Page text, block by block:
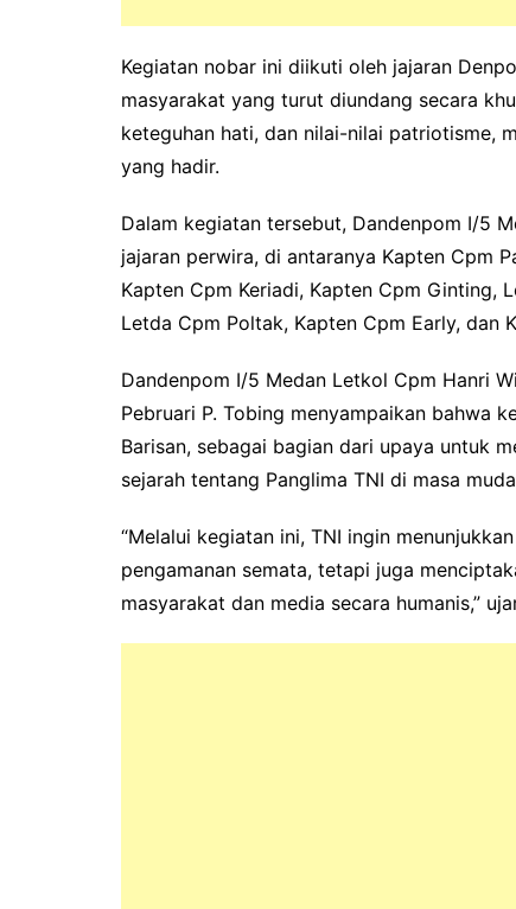
Kegiatan nobar ini diikuti oleh jajaran
masyarakat yang turut diundang secara
keteguhan hati, dan nilai-nilai patriotisme,
yang hadir.
Dalam kegiatan tersebut, Dandenpom I/5
jajaran perwira, di antaranya Kapten Cpm
Kapten Cpm Keriadi, Kapten Cpm Ginting,
Letda Cpm Poltak, Kapten Cpm Early, dan
Dandenpom I/5 Medan Letkol Cpm Hanri
Pebruari P. Tobing menyampaikan bahwa
Barisan, sebagai bagian dari upaya untuk
sejarah tentang Panglima TNI di masa
“Melalui kegiatan ini, TNI ingin
pengamanan semata, tetapi juga
masyarakat dan media secara humanis,”